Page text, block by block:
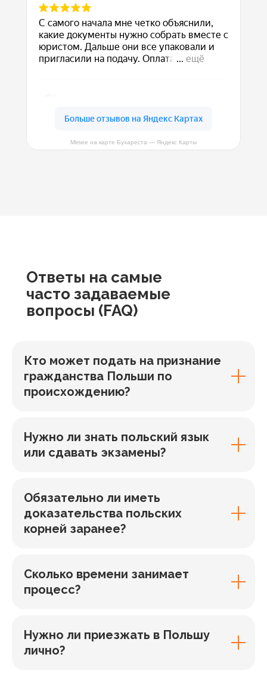
Mirsee на карте Бухареста — Яндекс Карты
Ответы на самые
часто задаваемые
вопросы (FAQ)
Кто может подать на признание
гражданства Польши по
происхождению?
Нужно ли знать польский язык
или сдавать экзамены?
Обязательно ли иметь
доказательства польских
корней заранее?
Сколько времени занимает
процесс?
Нужно ли приезжать в Польшу
лично?